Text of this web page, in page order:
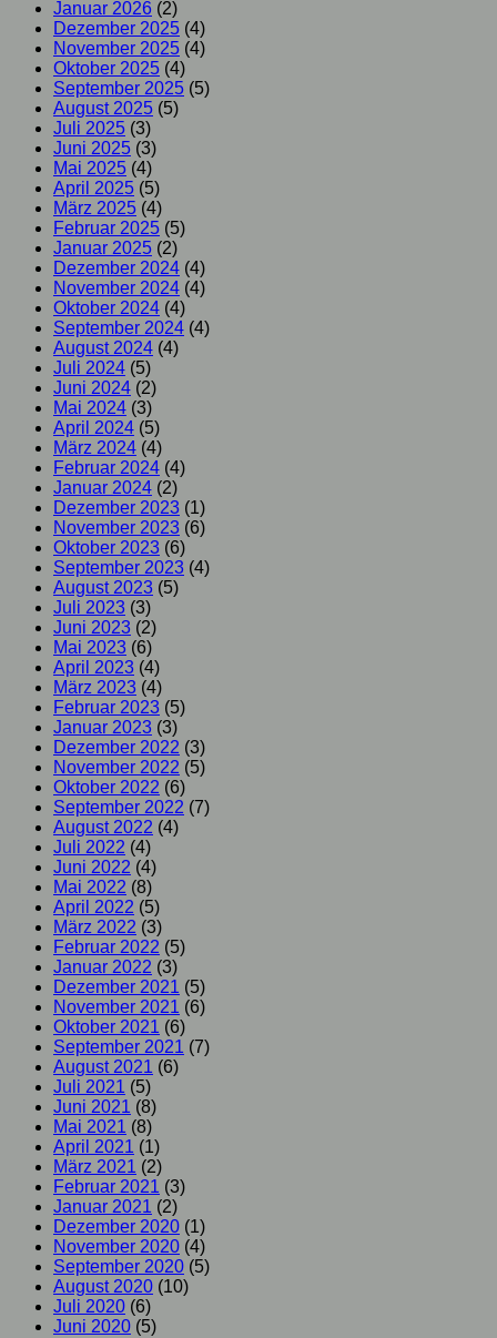
Januar 2026 (2)
Dezember 2025 (4)
November 2025 (4)
Oktober 2025 (4)
September 2025 (5)
August 2025 (5)
Juli 2025 (3)
Juni 2025 (3)
Mai 2025 (4)
April 2025 (5)
März 2025 (4)
Februar 2025 (5)
Januar 2025 (2)
Dezember 2024 (4)
November 2024 (4)
Oktober 2024 (4)
September 2024 (4)
August 2024 (4)
Juli 2024 (5)
Juni 2024 (2)
Mai 2024 (3)
April 2024 (5)
März 2024 (4)
Februar 2024 (4)
Januar 2024 (2)
Dezember 2023 (1)
November 2023 (6)
Oktober 2023 (6)
September 2023 (4)
August 2023 (5)
Juli 2023 (3)
Juni 2023 (2)
Mai 2023 (6)
April 2023 (4)
März 2023 (4)
Februar 2023 (5)
Januar 2023 (3)
Dezember 2022 (3)
November 2022 (5)
Oktober 2022 (6)
September 2022 (7)
August 2022 (4)
Juli 2022 (4)
Juni 2022 (4)
Mai 2022 (8)
April 2022 (5)
März 2022 (3)
Februar 2022 (5)
Januar 2022 (3)
Dezember 2021 (5)
November 2021 (6)
Oktober 2021 (6)
September 2021 (7)
August 2021 (6)
Juli 2021 (5)
Juni 2021 (8)
Mai 2021 (8)
April 2021 (1)
März 2021 (2)
Februar 2021 (3)
Januar 2021 (2)
Dezember 2020 (1)
November 2020 (4)
September 2020 (5)
August 2020 (10)
Juli 2020 (6)
Juni 2020 (5)